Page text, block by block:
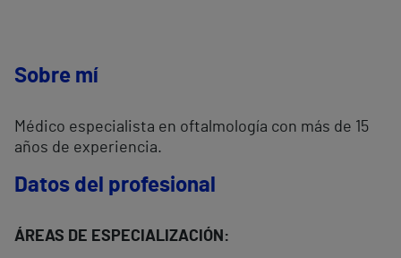
Sobre mí
Médico especialista en oftalmología con más de 15
años de experiencia.
Datos del profesional
ÁREAS DE ESPECIALIZACIÓN: